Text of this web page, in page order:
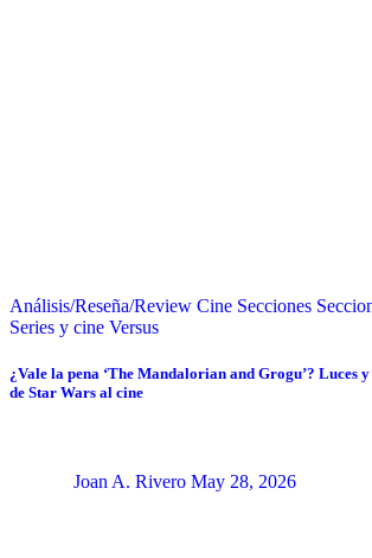
Análisis/Reseña/Review Cine Secciones
Series y cine Versus
¿Vale la pena ‘The Mandalorian and Grogu’? Luces
de Star Wars al cine
Joan A. Rivero May 28, 2026